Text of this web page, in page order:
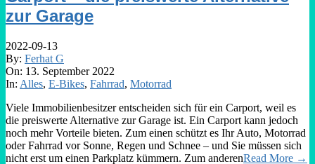
zur Garage
2022-09-13
By: Ferhat G
On: 13. September 2022
In: Alles, E-Bikes, Fahrrad, Motorrad
Viele Immobilienbesitzer entscheiden sich für ein Carport, weil es
die preiswerte Alternative zur Garage ist. Ein Carport kann jedoch
noch mehr Vorteile bieten. Zum einen schützt es Ihr Auto, Motorrad
oder Fahrrad vor Sonne, Regen und Schnee – und Sie müssen sich
nicht erst um einen Parkplatz kümmern. Zum anderenRead More →